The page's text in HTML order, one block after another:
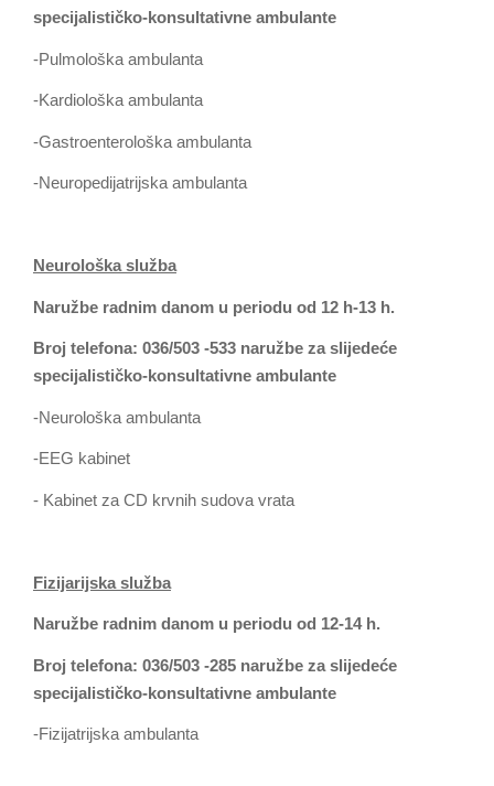
specijalističko-konsultativne ambulante
-Pulmološka ambulanta
-Kardiološka ambulanta
-Gastroenterološka ambulanta
-Neuropedijatrijska ambulanta
Neurološka služba
Naružbe radnim danom u periodu od 12 h-13 h.
Broj telefona: 036/503 -533 naružbe za slijedeće
specijalističko-konsultativne ambulante
-Neurološka ambulanta
-EEG kabinet
- Kabinet za CD krvnih sudova vrata
Fizijarijska služba
Naružbe radnim danom u periodu od 12-14 h.
Broj telefona: 036/503 -285 naružbe za slijedeće
specijalističko-konsultativne ambulante
-Fizijatrijska ambulanta